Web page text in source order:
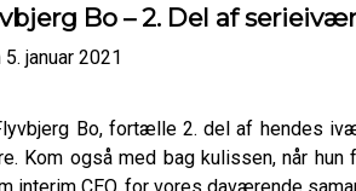
Bo – 2. Del af
januar 2021
Bo, fortælle 2. del af hendes
Kom også med bag kulissen, når